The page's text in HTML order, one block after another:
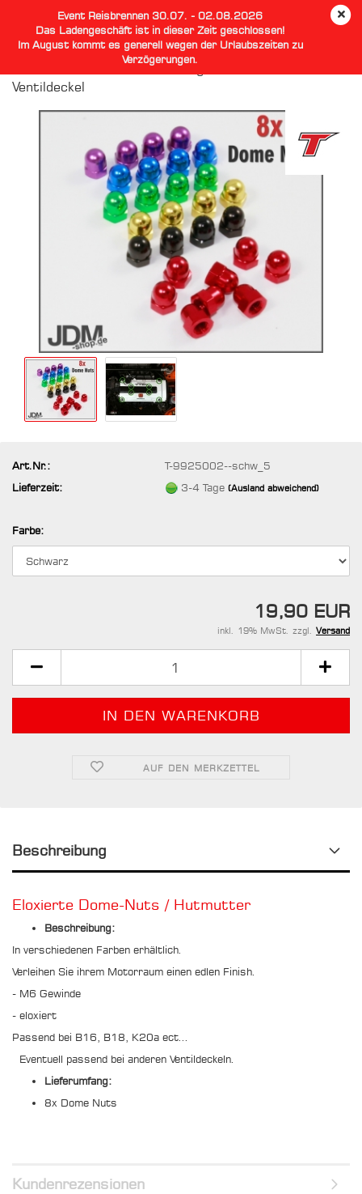
Event Reisbrennen 30.07. - 02.08.2026
Das Ladengeschäft ist in dieser Zeit geschlossen!
Im August kommt es generell wegen der Urlaubszeiten zu
Verzögerungen.
Dome Nuts Hutmuttern Farbig Eloxiert Für
Ventildeckel
Art.Nr.:
T-9925002--schw_5
Lieferzeit:
3-4 Tage(Ausland abweichend)
Farbe:
19,90 EUR
inkl. 19% MwSt. zzgl. Versand
AUF DEN MERKZETTEL
Beschreibung
Eloxierte Dome-Nuts / Hutmutter
Beschreibung:
In verschiedenen Farben erhältlich.
Verleihen Sie ihrem Motorraum einen edlen Finish.
- M6 Gewinde
- eloxiert
Passend bei B16, B18, K20a ect...
Eventuell passend bei anderen Ventildeckeln.
Lieferumfang:
8x Dome Nuts
Kundenrezensionen